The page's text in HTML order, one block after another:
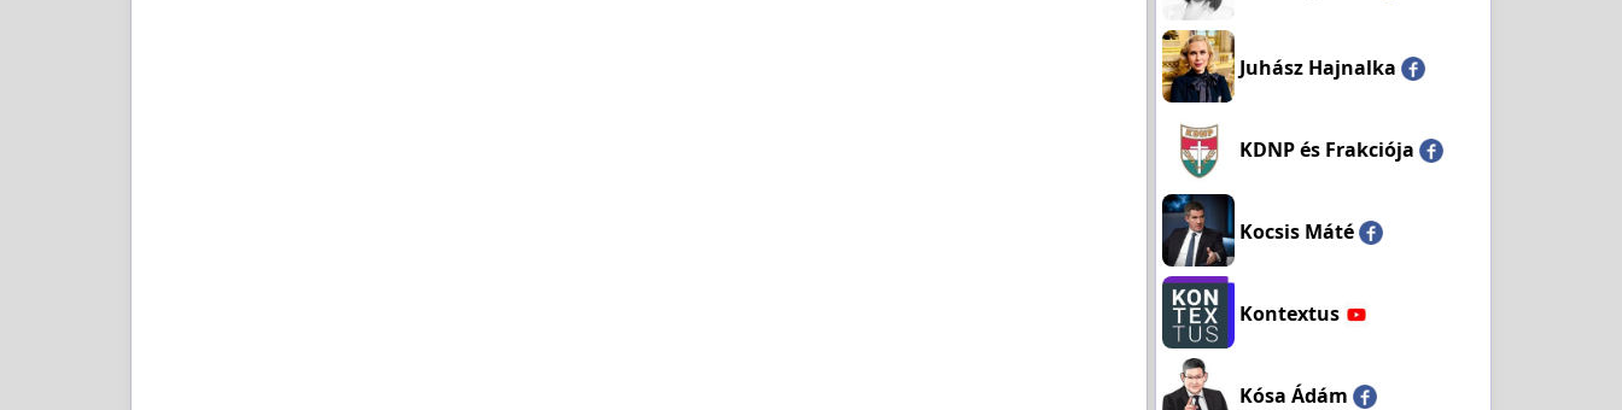
Juhász Hajnalka
KDNP és Frakciója
Kocsis Máté
Kontextus
Kósa Ádám